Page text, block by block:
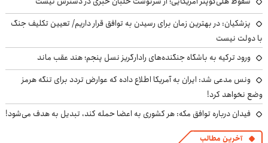
پزشکیان‌: در بهترین زمان برای رسیدن به توافق قرار داریم/ تعیین تکلیف جنگ
با دولت نیست
ورود ترکیه به باشگاه جنگنده‌های رادارگریز نسل پنجم؛ هند عقب ماند
ونس مدعی شد: ایران به آمریکا اطلاع داده که عوارض تردد برای تنگه هرمز
وضع نخواهد کرد!
فیدان درباره توافق مکه: هر کشوری به اعضا حمله کند، تبدیل به هدف می‌شود!
آخرین مطالب